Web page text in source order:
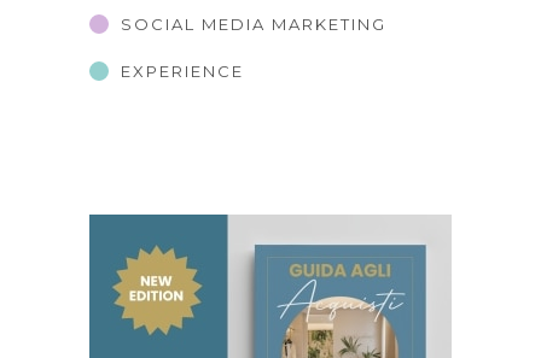
SOCIAL MEDIA MARKETING
EXPERIENCE